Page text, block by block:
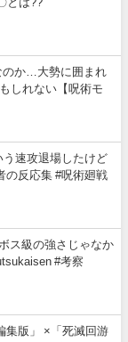
のか…大勢に囲まれ
しれない【呪術モ
う速攻退場したけど
反応集 #呪術廻戦
ス級の強さじゃなか
#考察
集版」 ×「死滅回游